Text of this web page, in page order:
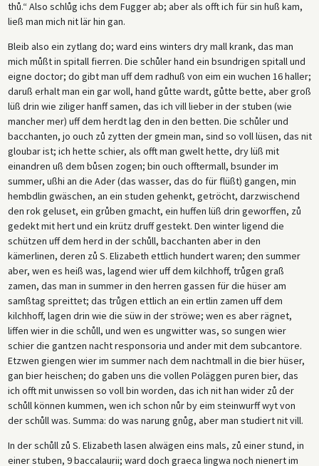
thů.“ Also schlůg ichs dem Fugger ab; aber als offt ich für sin huß kam,
ließ man mich nit lär hin gan.
Bleib also ein zytlang do; ward eins winters dry mall krank, das man
mich můßt in spitall fierren. Die schůler hand ein bsundrigen spitall und
eigne doctor; do gibt man uff dem radhuß von eim ein wuchen 16 haller;
daruß erhalt man ein gar woll, hand gůtte wardt, gůtte bette, aber groß
lüß drin wie ziliger hanff samen, das ich vill lieber in der stuben (wie
mancher mer) uff dem herdt lag den in den betten. Die schůler und
bacchanten, jo ouch zů zytten der gmein man, sind so voll lüsen, das nit
gloubar ist; ich hette schier, als offt man gwelt hette, dry lüß mit
einandren uß dem bůsen zogen; bin ouch offtermall, bsunder im
summer, ußhi an die Ader (das wasser, das do für flüßt) gangen, min
hembdlin gwäschen, an ein studen gehenkt, getröcht, darzwischend
den rok geluset, ein grůben gmacht, ein huffen lüß drin geworffen, zů
gedekt mit hert und ein krütz druff gestekt. Den winter ligend die
schützen uff dem herd in der schůll, bacchanten aber in den
kämerlinen, deren zů S. Elizabeth ettlich hundert waren; den summer
aber, wen es heiß was, lagend wier uff dem kilchhoff, trůgen graß
zamen, das man in summer in den herren gassen für die hüser am
samßtag spreittet; das trůgen ettlich an ein ertlin zamen uff dem
kilchhoff, lagen drin wie die süw in der ströwe; wen es aber rägnet,
liffen wier in die schůll, und wen es ungwitter was, so sungen wier
schier die gantzen nacht responsoria und ander mit dem subcantore.
Etzwen giengen wier im summer nach dem nachtmall in die bier hüser,
gan bier heischen; do gaben uns die vollen Poläggen puren bier, das
ich offt mit unwissen so voll bin worden, das ich nit han wider zů der
schůll können kummen, wen ich schon nůr by eim steinwurff wyt von
der schůll was. Summa: do was narung gnůg, aber man studiert nit vill.
In der schůll zů S. Elizabeth lasen alwägen eins mals, zů einer stund, in
einer stuben, 9 baccalaurii; ward doch graeca lingwa noch nienert im